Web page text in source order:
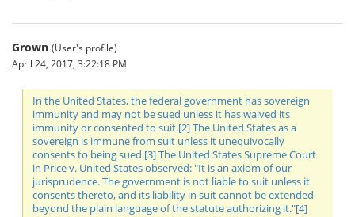
Grown (User's profile)
April 24, 2017, 3:22:18 PM
In the United States, the federal government has sovereign
immunity and may not be sued unless it has waived its
immunity or consented to suit.[2] The United States as a
sovereign is immune from suit unless it unequivocally
consents to being sued.[3] The United States Supreme Court
in Price v. United States observed: "It is an axiom of our
jurisprudence. The government is not liable to suit unless it
consents thereto, and its liability in suit cannot be extended
beyond the plain language of the statute authorizing it."[4]